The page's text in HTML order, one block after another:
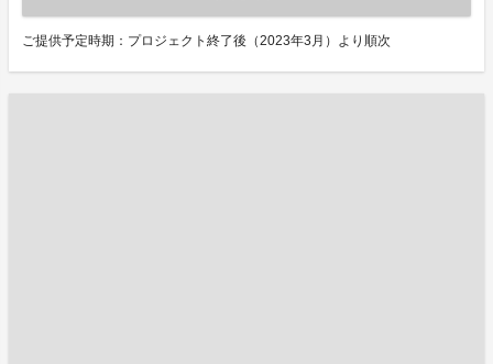
ご提供予定時期：プロジェクト終了後（2023年3月）より順次